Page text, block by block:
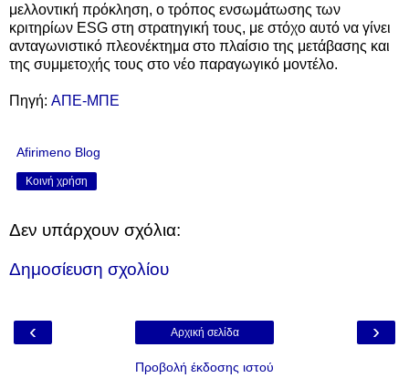
μελλοντική πρόκληση, ο τρόπος ενσωμάτωσης των
κριτηρίων ESG στη στρατηγική τους, με στόχο αυτό να γίνει
ανταγωνιστικό πλεονέκτημα στο πλαίσιο της μετάβασης και
της συμμετοχής τους στο νέο παραγωγικό μοντέλο.
Πηγή: ΑΠΕ-ΜΠΕ
Afirimeno Blog
Κοινή χρήση
Δεν υπάρχουν σχόλια:
Δημοσίευση σχολίου
‹ ›
Αρχική σελίδα
Προβολή έκδοσης ιστού